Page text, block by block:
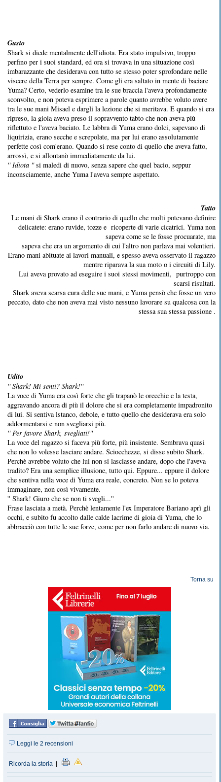
Gusto
Shark si diede mentalmente dell'idiota. Era stato impulsivo, troppo
perfino per i suoi standard, ed ora si trovava in una situazione così
imbarazzante che desiderava con tutto se stesso poter sprofondare nelle
viscere della Terra per sempre. Come gli era saltato in mente di baciare
Yuma? Certo, vederlo esamine tra le sue braccia l'aveva profondamente
sconvolto, e non poteva esprimere a parole quanto avrebbe voluto avere
tra le sue mani Misael e dargli la lezione che si meritava. E quando si era
ripreso, la gioia aveva preso il sopravvento tabto che non aveva più
riflettuto e l'aveva baciato. Le labbra di Yuma erano dolci, sapevano di
liquirizia, erano secche e screpolate, ma per lui erano assolutamente
perfette così com'erano. Quando si rese conto di quello che aveva fatto,
arrossì, e si allontanò immediatamente da lui.
'' Idiota ''si maledì di nuovo, senza sapere che quel bacio, seppur
inconsciamente, anche Yuma l'aveva sempre aspettato.
Tatto
Le mani di Shark erano il contrario di quello che molti potevano definire
delicatete: erano ruvide, tozze e ricoperte di varie cicatrici. Yuma non
sapeva come se le fosse procuarate, ma
sapeva che era un argomento di cui l'altro non parlava mai volentieri.
Erano mani abituate ai lavori manuali, e spesso aveva osservato il ragazzo
mentre riparava la sua moto o i circuiti di Lily.
Lui aveva provato ad eseguire i suoi stessi movimenti, purtroppo con
scarsi risultati.
Shark aveva scarsa cura delle sue mani, e Yuma pensò che fosse un vero
peccato, dato che non aveva mai visto nessuno lavorare su qualcosa con la
stessa sua stessa passione .
Udito
'' Shark! Mi senti? Shark!''
La voce di Yuma era così forte che gli trapanò le orecchie e la testa,
aggravando ancora di più il dolore che si era completamente impadronito
di lui. Si sentiva lstanco, debole, e tutto quello che desiderava era solo
addormentarsi e non svegliarsi più.
'' Per favore Shark, svegliati!''
La voce del ragazzo si faceva più forte, più insistente. Sembrava quasi
che non lo volesse lasciare andare. Sciocchezze, si disse subito Shark.
Perchè avrebbe voluto che lui non si lasciasse andare, dopo che l'aveva
tradito? Era una semplice illusione, tutto qui. Eppure... eppure il dolore
che sentiva nella voce di Yuma era reale, concreto. Non se lo poteva
immaginare, non così vivamente.
'' Shark! Giuro che se non ti svegli...''
Frase lasciata a metà. Perchè lentamente l'ex Imperatore Bariano aprì gli
occhi, e subito fu accolto dalle calde lacrime di gioia di Yuma, che lo
abbracciò con tutte le sue forze, come per non farlo andare di nuovo via.
Torna su
Leggi le 2 recensioni
Ricorda la storia